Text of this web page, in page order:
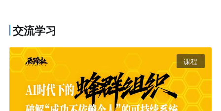
交流学习
课程